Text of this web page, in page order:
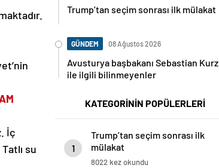
İç
su
Trump’tan seçim sonrası ilk mülakat
GÜNDEM 08 Ağustos 2026
Avusturya başbakanı Sebastian Kurz
ile ilgili bilinmeyenler
KATEGORİNİN POPÜLERLERİ
1
Trump’tan seçim sonrası ilk
mülakat
8022 kez okundu